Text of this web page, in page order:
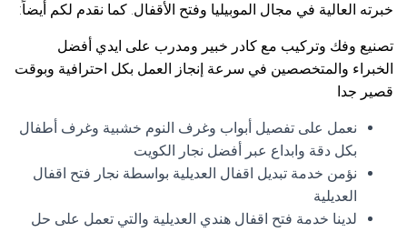
خبرته العالية في مجال الموبيليا وفتح الأقفال. كما نقدم لكم أيضاً:
تصنيع وفك وتركيب مع كادر خبير ومدرب على ايدي أفضل
الخبراء والمتخصصين في سرعة إنجاز العمل بكل احترافية وبوقت
قصير جدا
نعمل على تفصيل أبواب وغرف النوم خشبية وغرف أطفال
بكل دقة وابداع عبر أفضل نجار الكويت
نؤمن خدمة تبديل اقفال العديلية بواسطة نجار فتح اقفال
العديلية
لدينا خدمة فتح اقفال هندي العديلية والتي تعمل على حل